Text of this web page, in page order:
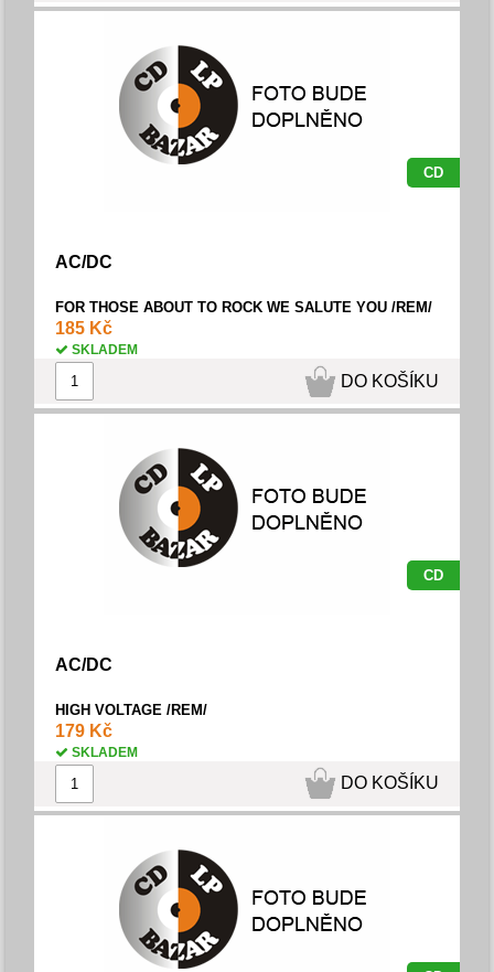
CD
AC/DC
FOR THOSE ABOUT TO ROCK WE SALUTE YOU /REM/
185 Kč
SKLADEM
DO KOŠÍKU
CD
AC/DC
HIGH VOLTAGE /REM/
179 Kč
SKLADEM
DO KOŠÍKU